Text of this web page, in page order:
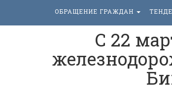
ОБРАЩЕНИЕ ГРАЖДАН
С 22